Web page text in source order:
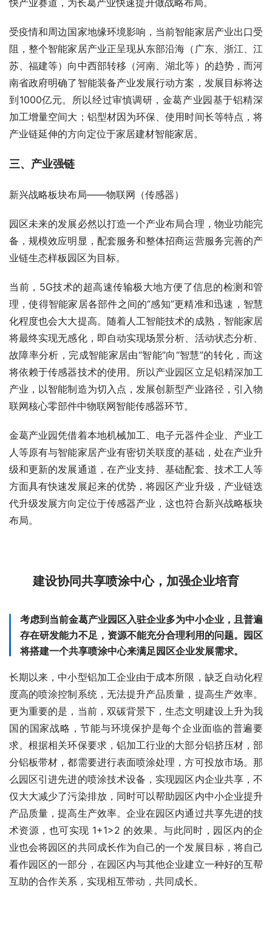
快产业赛道，为长葛产业快速提升做战略布局。
受疫情和周边国家地缘环境影响，当前智能家居产业出口受
阻，整个智能家居产业正呈现从东部沿海（广东、浙江、江
苏、福建等）向中西部转移（河南、湖北等）的趋势，而河
南省政府明确了智能装备产业发展行动方案，发展目标将达
到1000亿元。所以经过审慎调研，金葛产业园基于铝精深
加工增量空间大；铝型材因为环保、使用时间长等特点，将
产业链延伸的方向定位于家居建材智能家居。
三、产业强链
新兴战略板块布局——物联网（传感器）
园区未来的发展必然以打造一个产业布局合理，物业功能完
备，规模效应明显，配套服务和整体招商运营服务完善的产
业链生态样板园区为目标。
当前，5G技术的超高速传输极大地方便了信息的检测和管
理，使得智能家居各部件之间的“感知”更精准和迅速，智慧
化程度也会大大提高。随着人工智能技术的成熟，智能家居
将最终实现无感化，即自动实现场景分析、活动状态分析、
故障率分析，完成智能家居由“智能”向“智慧”的转化，而这
将依赖于传感器技术的使用。所以产业园区立足铝精深加工
产业，以智能制造为切入点，发展创新型产业路径，引入物
联网核心零部件中物联网智能传感器环节。
金葛产业园凭借着本地机械加工、电子元器件企业、产业工
人等原有与智能家居产业有密切关联度的基础，处在产业升
级和更新的发展通道，在产业支持、基础配套、技术工人等
方面具有快速发展起来的优势，将园区产业升级，产业链迭
代升级发展方向定位于传感器产业，这也符合新兴战略板块
布局。
建设协同共享喷涂中心，加强企业培育
考虑到当前金葛产业园区入驻企业多为中小企业，且普遍
存在研发能力不足，资源不能充分合理利用的问题。
园区
将搭建一个共享喷涂中心来满足园区企业发展需求。
长期以来，中小型铝加工企业由于成本所限，缺乏自动化程
度高的喷涂控制系统，无法提升产品质量，提高生产效率。
更为重要的是，当前，双碳背景下，生态文明建设上升为我
国的国家战略，节能与环境保护是每个企业面临的普遍要
求。根据相关环保要求，铝加工行业的大部分铝挤压材，部
分铝板带材，都需要进行表面喷涂处理，方可投放市场。那
么园区引进先进的喷涂技术设备，实现园区内企业共享，不
仅大大减少了污染排放，同时可以帮助园区内中小企业提升
产品质量，提高生产效率。企业在园区内通过共享先进的技
术资源，也可实现 1+1>2 的效果。与此同时，园区内的企
业也会将园区的共同成长作为自己的一个发展目标，将自己
看作园区的一部分，在园区内与其他企业建立一种好的互帮
互助的合作关系，实现相互带动，共同成长。